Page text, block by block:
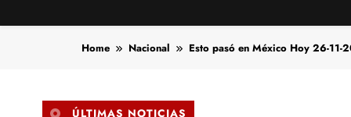
Home Nacional Esto pasó en México Hoy 26-11-
ÚLTIMAS NOTICIAS